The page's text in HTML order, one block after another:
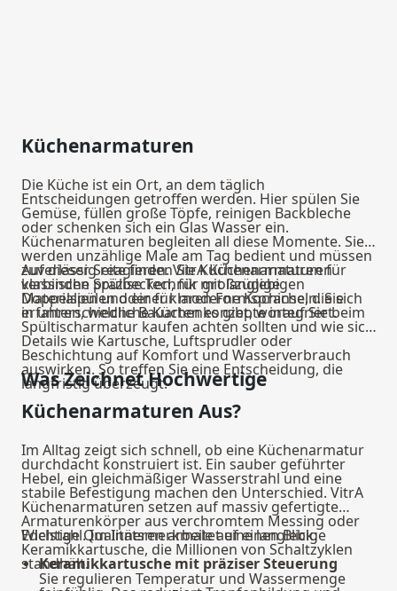
Küchenarmaturen
Die Küche ist ein Ort, an dem täglich
Entscheidungen getroffen werden. Hier spülen Sie
Gemüse, füllen große Töpfe, reinigen Backbleche
oder schenken sich ein Glas Wasser ein.
Küchenarmaturen begleiten all diese Momente. Sie
werden unzählige Male am Tag bedient und müssen
zuverlässig reagieren. VitrA Küchenarmaturen
verbinden präzise Technik mit langlebigen
Materialien und einer klaren Formsprache, die sich
in unterschiedliche Küchenkonzepte integriert.
Auf dieser Seite finden Sie Küchenarmaturen für
klassische Spülbecken, für großzügige
Doppelspülen oder für moderne Kochinseln. Sie
erfahren, welche Bauarten es gibt, worauf Sie beim
Spültischarmatur kaufen achten sollten und wie sich
Details wie Kartusche, Luftsprudler oder
Beschichtung auf Komfort und Wasserverbrauch
auswirken. So treffen Sie eine Entscheidung, die
langfristig überzeugt.
Was Zeichnet Hochwertige
Küchenarmaturen Aus?
Im Alltag zeigt sich schnell, ob eine Küchenarmatur
durchdacht konstruiert ist. Ein sauber geführter
Hebel, ein gleichmäßiger Wasserstrahl und eine
stabile Befestigung machen den Unterschied. VitrA
Küchenarmaturen setzen auf massiv gefertigte
Armaturenkörper aus verchromtem Messing oder
Edelstahl. Im Inneren arbeitet eine langlebige
Keramikkartusche, die Millionen von Schaltzyklen
standhält.
Wichtige Qualitätsmerkmale auf einen Blick:
Keramikkartusche mit präziser Steuerung
Sie regulieren Temperatur und Wassermenge